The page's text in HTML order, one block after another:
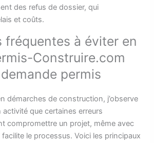
des refus de dossier, qui
et coûts.
fréquentes à éviter en
Construire.com
permis
démarches de construction, j’observe
que certaines erreurs
compromettre un projet, même avec
le processus. Voici les principaux